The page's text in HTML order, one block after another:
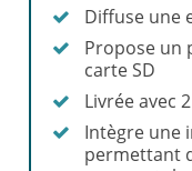
Diffuse une
Propose un
carte SD
Livrée avec
Intègre une
permettant